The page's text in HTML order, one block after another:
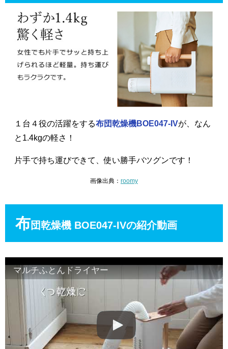
１台４役の活躍をする布団乾燥機BOE047-IVが、なん
と1.4kgの軽さ！
片手で持ち運びできて、使い勝手バツグンです！
画像出典： roomy
布団乾燥機 BOE047-IVの紹介動画
マルチふとんドライヤー